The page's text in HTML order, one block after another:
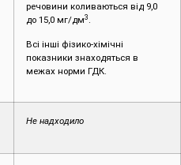
речовини коливаються від 9,0
до 15,0 мг/дм3 .
Всі інші фізико-хімічні
показники знаходяться в
межах норми ГДК.
Не надходило